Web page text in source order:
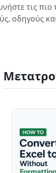
τις
οδηγούς